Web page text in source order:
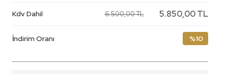
Kdv Dahil 6.500,00 TL 5.850,00 TL
İndirim Oranı %10